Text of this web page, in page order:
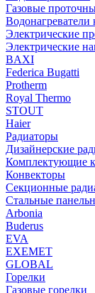
Газовые
Водонагреватели
Электрические
Электрические
BAXI
Federica Bugatti
Protherm
Royal Thermo
STOUT
Haier
Радиаторы
Дизайнерские
Комплектующие
Конвекторы
Секционные
Стальные
Arbonia
Buderus
EVA
EXEMET
GLOBAL
Горелки
Газовые горелки